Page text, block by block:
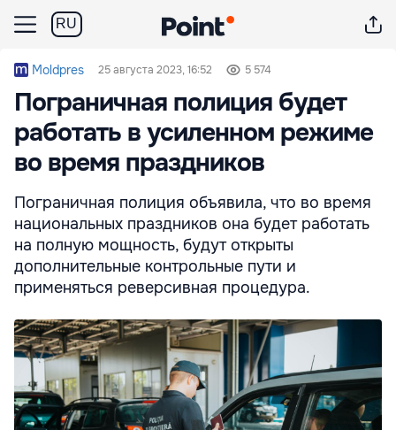
RU
Moldpres 25 августа 2023, 16:52 5 574
Пограничная полиция будет
работать в усиленном режиме
во время праздников
Пограничная полиция объявила, что во время
национальных праздников она будет работать
на полную мощность, будут открыты
дополнительные контрольные пути и
применяться реверсивная процедура.